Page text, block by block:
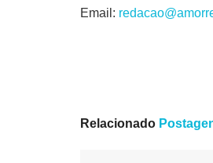
Email:
Relacionado